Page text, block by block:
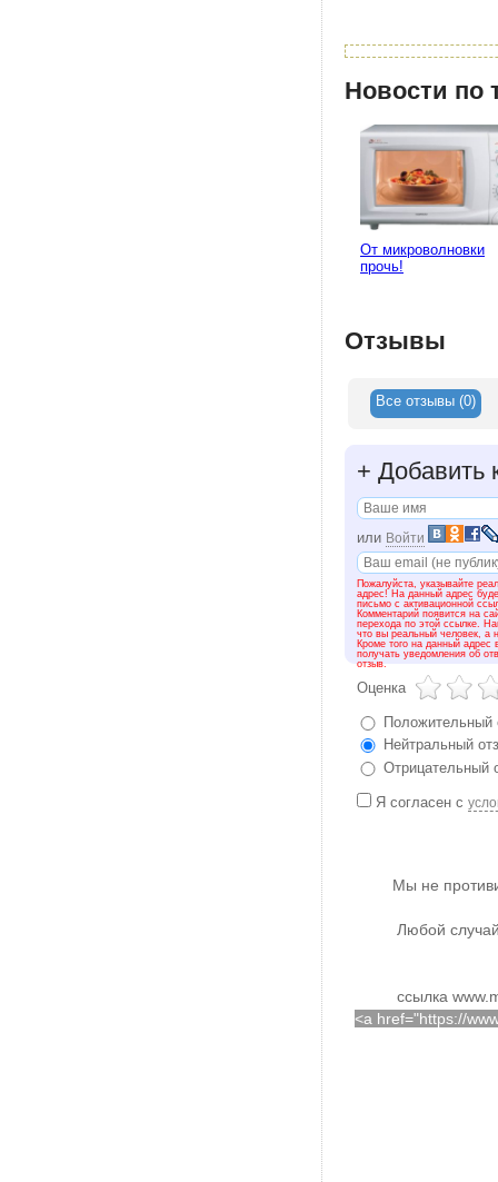
Новости по
От микроволновки
прочь!
Отзывы
Все отзывы (0)
+ Добавить
или Войти
Пожалуйста, указывайте
адрес! На данный адрес
письмо с активационной
Комментарий появится на
перехода по этой ссылке.
что вы реальный человек, а
Кроме того на данный адрес
получать уведомления об
отзыв.
Оценка
Положительный
Нейтральный
Отрицательный
Я согласен с
Мы не
Любой
ссылка
<a href="https://